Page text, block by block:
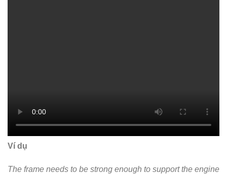
Ví dụ
The frame needs to be strong enough to support the engine